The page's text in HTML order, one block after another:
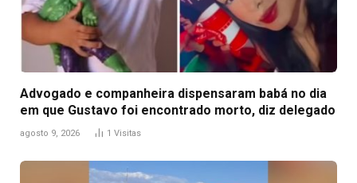
Advogado e companheira dispensaram babá no dia
em que Gustavo foi encontrado morto, diz delegado
agosto 9, 2026 1 Visitas